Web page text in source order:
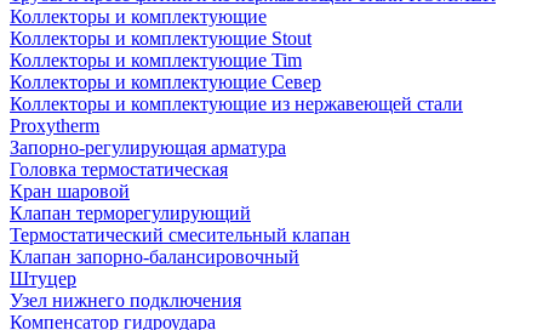
Коллекторы и комплектующие
Коллекторы и комплектующие Stout
Коллекторы и комплектующие Tim
Коллекторы и комплектующие Север
Коллекторы и комплектующие из нержавеющей стали
Proxytherm
Запорно-регулирующая арматура
Головка термостатическая
Кран шаровой
Клапан терморегулирующий
Термостатический смесительный клапан
Клапан запорно-балансировочный
Штуцер
Узел нижнего подключения
Компенсатор гидроудара